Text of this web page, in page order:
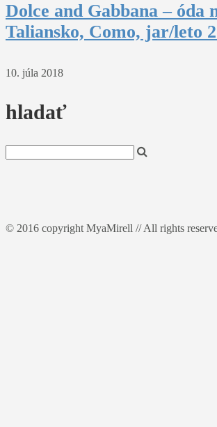
Dolce and Gabbana – óda
Taliansko, Como, jar/leto
10. júla 2018
hladať
© 2016 copyright MyaMirell // All rights